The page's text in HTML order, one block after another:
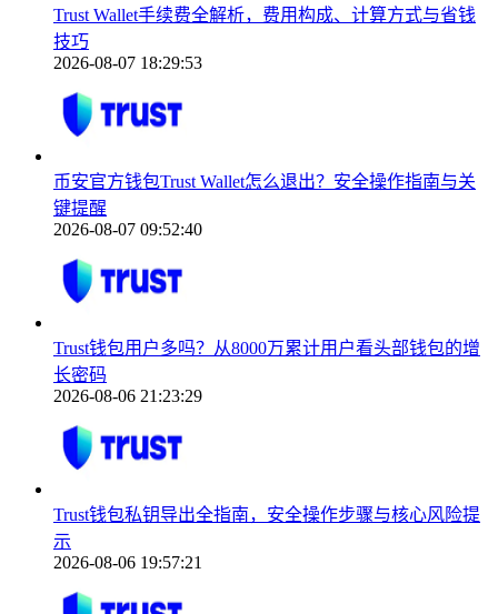
Trust Wallet手续费全解析，费用构成、计算方式与省钱
技巧
2026-08-07 18:29:53
币安官方钱包Trust Wallet怎么退出？安全操作指南与关
键提醒
2026-08-07 09:52:40
Trust钱包用户多吗？从8000万累计用户看头部钱包的增
长密码
2026-08-06 21:23:29
Trust钱包私钥导出全指南，安全操作步骤与核心风险提
示
2026-08-06 19:57:21